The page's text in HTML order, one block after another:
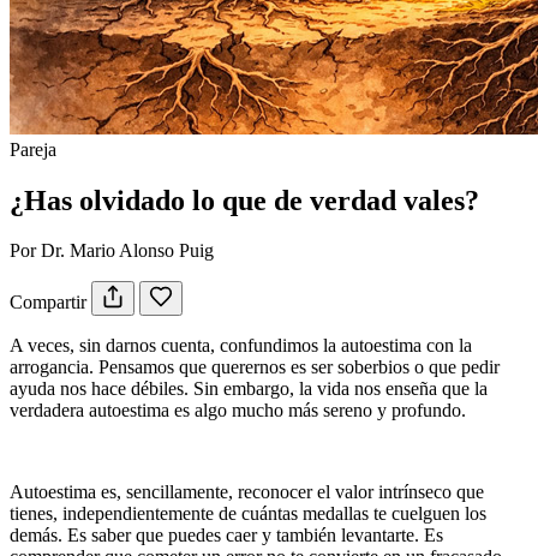
Pareja
¿Has olvidado lo que de verdad vales?
Por Dr. Mario Alonso Puig
Compartir
A veces, sin darnos cuenta, confundimos la autoestima con la
arrogancia. Pensamos que querernos es ser soberbios o que pedir
ayuda nos hace débiles. Sin embargo, la vida nos enseña que la
verdadera autoestima es algo mucho más sereno y profundo.
Autoestima es, sencillamente, reconocer el valor intrínseco que
tienes, independientemente de cuántas medallas te cuelguen los
demás. Es saber que puedes caer y también levantarte. Es